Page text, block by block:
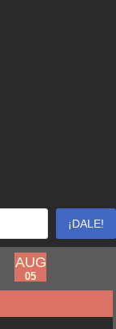
¡DALE!
BUEU
AUG
03
AUG
05